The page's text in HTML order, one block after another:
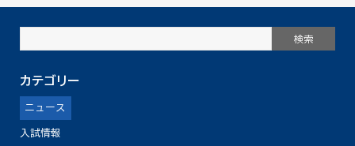
カテゴリー
ニュース
入試情報